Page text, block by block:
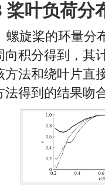
桨叶负荷分
螺旋桨的环量分
向积分得到，其
方法和绕叶片直
法得到的结果吻